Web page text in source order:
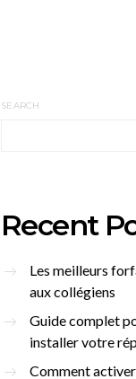
SEARCH
Recent
Les meilleurs
aux collégiens
Guide complet
installer votre
Comment